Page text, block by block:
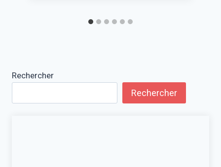
Rechercher
Rechercher